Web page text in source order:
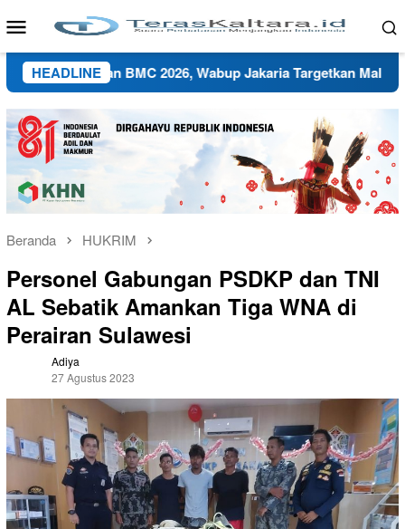
ke
Menu
Mobile
HEADLINEBMC 2026, Wabup Jakaria Targetkan Malinau
Beranda HUKRIM
Personel Gabungan PSDKP dan TNI
AL Sebatik Amankan Tiga WNA di
Perairan Sulawesi
Adiya
27 Agustus 2023